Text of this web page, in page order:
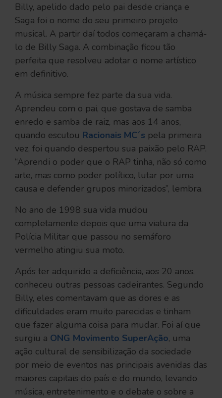
Billy, apelido dado pelo pai desde criança e
Saga foi o nome do seu primeiro projeto
musical. A partir daí todos começaram a chamá-
lo de Billy Saga. A combinação ficou tão
perfeita que resolveu adotar o nome artístico
em definitivo.
A música sempre fez parte da sua vida.
Aprendeu com o pai, que gostava de samba
enredo e samba de raiz, mas aos 14 anos,
quando escutou Racionais MC´s pela primeira
vez, foi quando despertou sua paixão pelo RAP.
“Aprendi o poder que o RAP tinha, não só como
arte, mas como poder político, lutar por uma
causa e defender grupos minorizados”, lembra.
No ano de 1998 sua vida mudou
completamente depois que uma viatura da
Polícia Militar que passou no semáforo
vermelho atingiu sua moto.
Após ter adquirido a deficiência, aos 20 anos,
conheceu outras pessoas cadeirantes. Segundo
Billy, eles comentavam que as dores e as
dificuldades eram muito parecidas e tinham
que fazer alguma coisa para mudar. Foi aí que
surgiu a ONG Movimento SuperAção, uma
ação cultural de sensibilização da sociedade
por meio de eventos nas principais avenidas das
maiores capitais do país e do mundo, levando
música, entretenimento e o debate o sobre a